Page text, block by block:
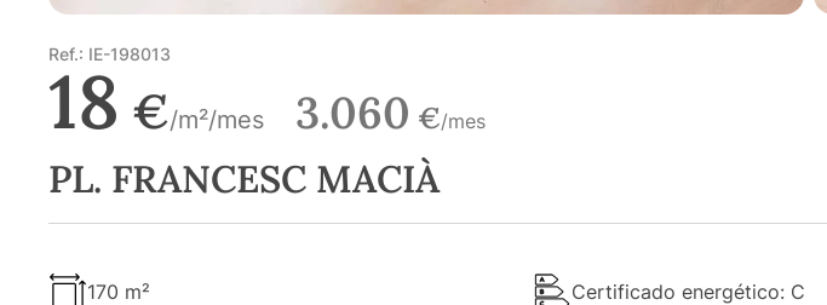
Ref.: IE-198013
18 €/m²/mes 3.060 €/mes
PL. FRANCESC MACIÀ
170 m² Certificado energético: C